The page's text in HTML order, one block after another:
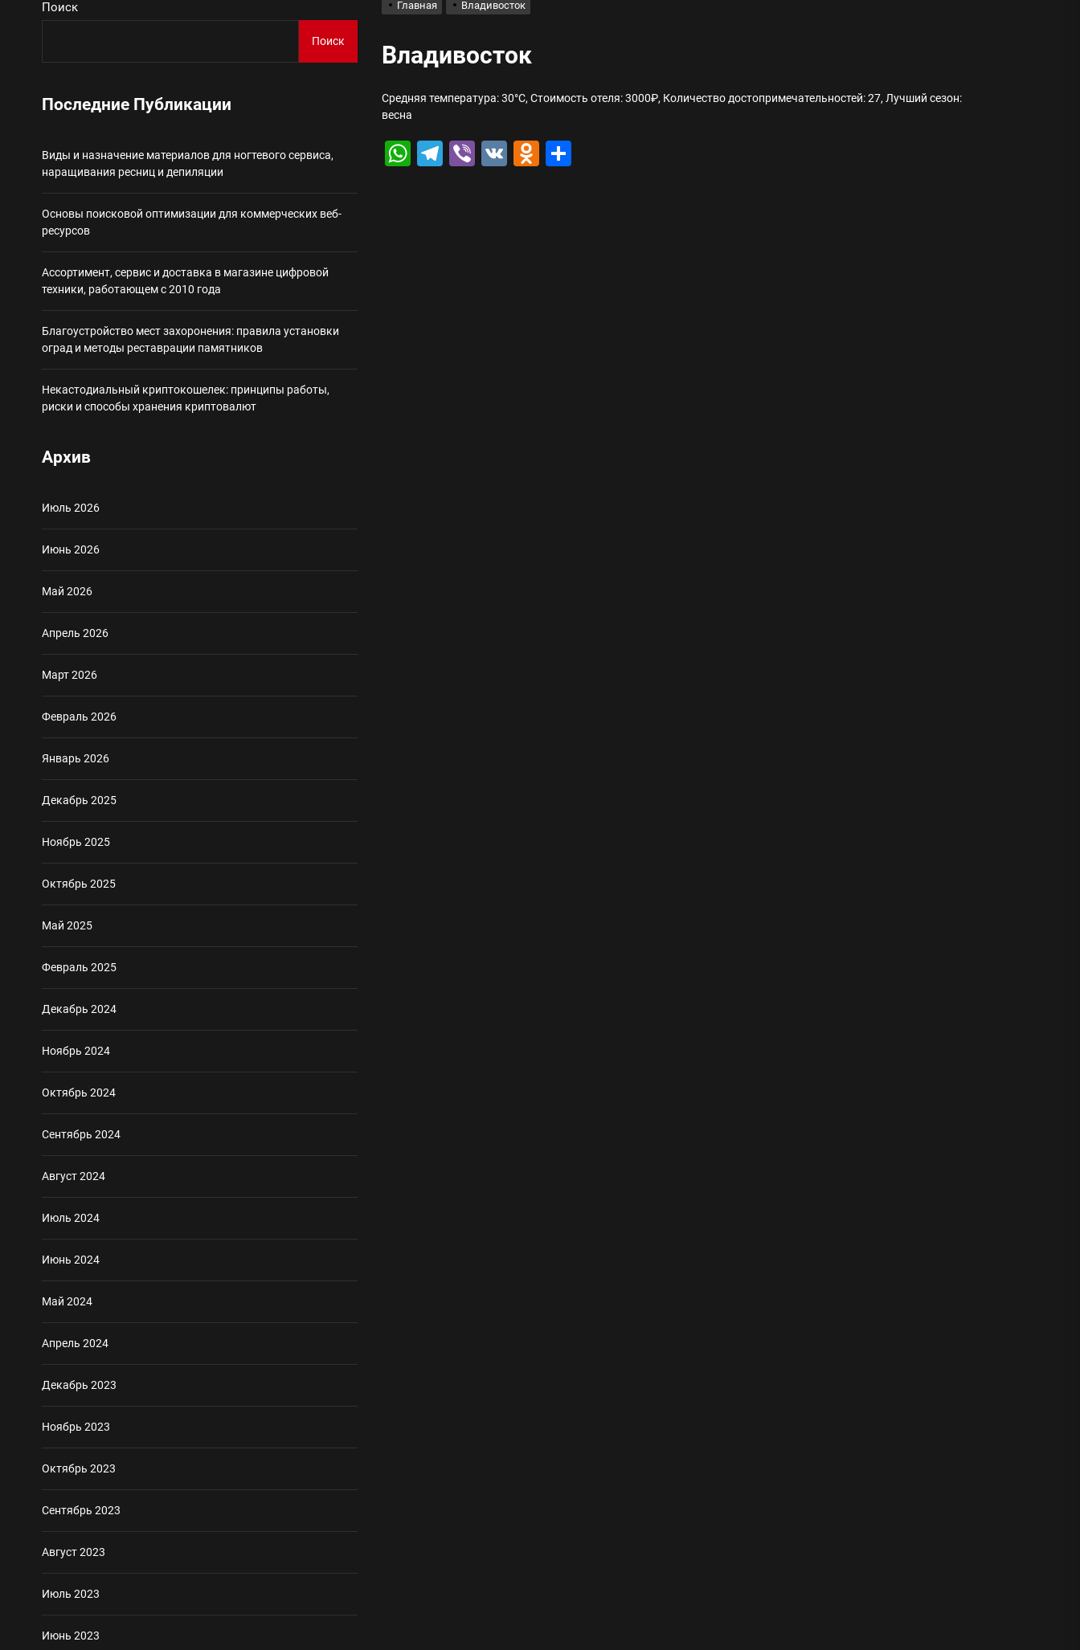
Ассортимент, сервис и доставка в магазине цифровой техники, работающем с 2010 года
Благоустройство мест захоронения: правила установки оград и методы реставрации памятников
Некастодиальный криптокошелек: принципы работы, риски и способы хранения криптовалют
Главная Владивосток
Владивосток
Средняя температура: 30°C, Стоимость отеля: 3000₽, Количество достопримечательностей: 27, Лучший сезон:
весна
WhatsApp
Telegram
Viber
VK Odnoklassniki
Поиск
Поиск
Последние Публикации
Виды и назначение материалов для ногтевого сервиса,
наращивания ресниц и депиляции
Основы поисковой оптимизации для коммерческих веб-
ресурсов
Ассортимент, сервис и доставка в магазине цифровой
техники, работающем с 2010 года
Благоустройство мест захоронения: правила установки
оград и методы реставрации памятников
Некастодиальный криптокошелек: принципы работы,
риски и способы хранения криптовалют
Архив
Июль 2026
Июнь 2026
Май 2026
Апрель 2026
Март 2026
Февраль 2026
Январь 2026
Декабрь 2025
Ноябрь 2025
Октябрь 2025
Май 2025
Февраль 2025
Декабрь 2024
Ноябрь 2024
Октябрь 2024
Сентябрь 2024
Август 2024
Июль 2024
Июнь 2024
Май 2024
Апрель 2024
Декабрь 2023
Ноябрь 2023
Октябрь 2023
Сентябрь 2023
Август 2023
Июль 2023
Июнь 2023